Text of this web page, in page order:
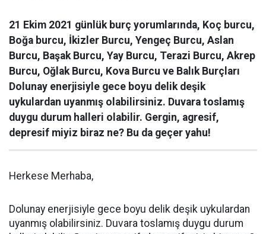
21 Ekim 2021 günlük burç yorumlarında, Koç burcu,
Boğa burcu, İkizler Burcu, Yengeç Burcu, Aslan
Burcu, Başak Burcu, Yay Burcu, Terazi Burcu, Akrep
Burcu, Oğlak Burcu, Kova Burcu ve Balık Burçları
Dolunay enerjisiyle gece boyu delik deşik
uykulardan uyanmış olabilirsiniz. Duvara toslamış
duygu durum halleri olabilir. Gergin, agresif,
depresif miyiz biraz ne? Bu da geçer yahu!
Herkese Merhaba,
Dolunay enerjisiyle gece boyu delik deşik uykulardan
uyanmış olabilirsiniz. Duvara toslamış duygu durum